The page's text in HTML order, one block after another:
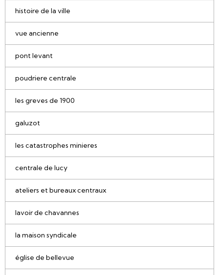
histoire de la ville
vue ancienne
pont levant
poudriere centrale
les greves de 1900
galuzot
les catastrophes minieres
centrale de lucy
ateliers et bureaux centraux
lavoir de chavannes
la maison syndicale
église de bellevue